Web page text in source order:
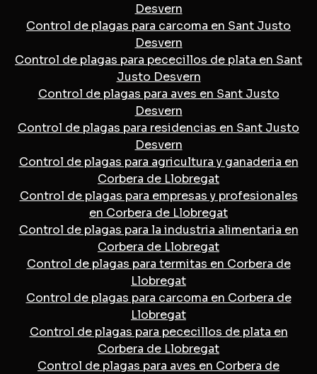
Desvern
Control de plagas para carcoma en Sant Justo
Desvern
Control de plagas para pececillos de plata en Sant
Justo Desvern
Control de plagas para aves en Sant Justo
Desvern
Control de plagas para residencias en Sant Justo
Desvern
Control de plagas para agricultura y ganaderia en
Corbera de Llobregat
Control de plagas para empresas y profesionales
en Corbera de Llobregat
Control de plagas para la industria alimentaria en
Corbera de Llobregat
Control de plagas para termitas en Corbera de
Llobregat
Control de plagas para carcoma en Corbera de
Llobregat
Control de plagas para pececillos de plata en
Corbera de Llobregat
Control de plagas para aves en Corbera de